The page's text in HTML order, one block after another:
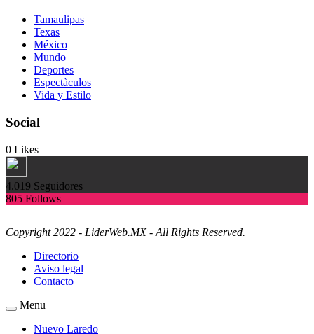
Tamaulipas
Texas
México
Mundo
Deportes
Espectàculos
Vida y Estilo
Social
0 Likes
4.019 Seguidores
805 Follows
Copyright 2022 - LiderWeb.MX - All Rights Reserved.
Directorio
Aviso legal
Contacto
Menu
Nuevo Laredo